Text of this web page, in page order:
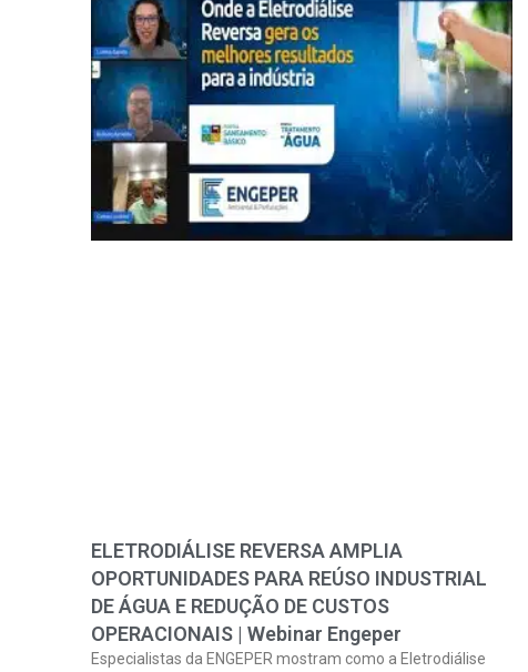
ELETRODIÁLISE REVERSA AMPLIA
OPORTUNIDADES PARA REÚSO INDUSTRIAL
DE ÁGUA E REDUÇÃO DE CUSTOS
OPERACIONAIS | Webinar Engeper
Especialistas da ENGEPER mostram como a Eletrodiálise